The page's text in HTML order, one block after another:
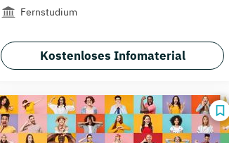
Fernstudium
Kostenloses Infomaterial